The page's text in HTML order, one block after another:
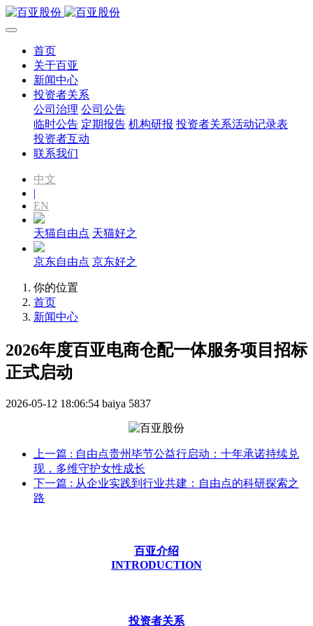
首页
关于百亚
新闻中心
投资者关系
公司治理 公司公告
临时公告 定期报告 机构研报 投资者关系活动记录表
投资者互动
联系我们
中文
|
EN
天猫自由点 天猫好之
京东自由点 京东好之
你的位置
首页
新闻中心
2026年度百亚电商仓配一体服务项目招标
正式启动
2026-05-12 18:06:54 baiya 5837
上一篇 : 自由点贵州毕节公益行启动：十年承诺持续兑
现，多维守护女性成长
下一篇 : 从企业实践到行业共建：自由点的科研探索之
路
百亚介绍
INTRODUCTION
投资者关系